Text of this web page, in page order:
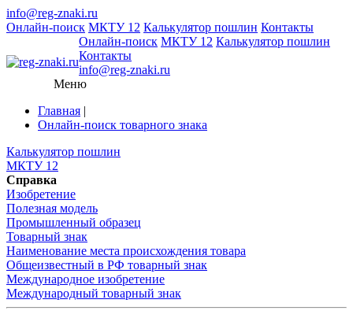
info@reg-znaki.ru
Онлайн-поиск МКТУ 12 Калькулятор пошлин Контакты
Онлайн-поиск МКТУ 12 Калькулятор пошлин
Контакты
info@reg-znaki.ru
Меню
Главная |
Онлайн-поиск товарного знака
Калькулятор пошлин
МКТУ 12
Справка
Изобретение
Полезная модель
Промышленный образец
Товарный знак
Наименование места происхождения товара
Общеизвестный в РФ товарный знак
Международное изобретение
Международный товарный знак